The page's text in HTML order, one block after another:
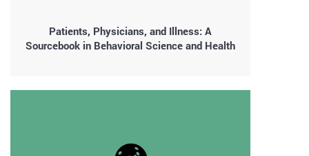
Patients, Physicians, and Illness: A
Sourcebook in Behavioral Science and Health